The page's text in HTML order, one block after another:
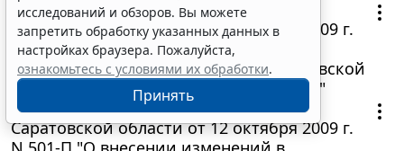
Постановление Правительства
Саратовской области от 12 октября 2009 г.
N 500-П "О внесении изменений в
постановление Правительства Саратовской
области от 26 марта 2008 года N 128-П"
Постановление Правительства
Саратовской области от 12 октября 2009 г.
исследований и обзоров. Вы можете
запретить обработку указанных данных в
настройках браузера. Пожалуйста,
ознакомьтесь с условиями их обработки.
Принять